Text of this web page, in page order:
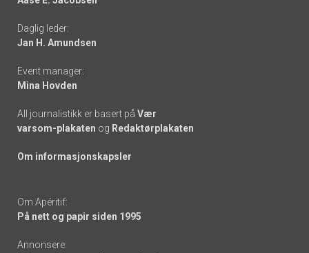
-
links
Daglig leder:
Jan H. Amundsen
Event manager:
Mina Hovden
All journalistikk er basert på Vær
varsom-plakaten og Redaktørplakaten
Om informasjonskapsler
Om Apéritif:
På nett og papir siden 1995
Annonsere: